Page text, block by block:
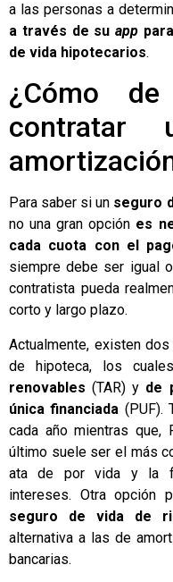
a las personas a
a través de suapp
de vida hipotecarios.
¿Cómo
contratar
Para saber si un seguro
no una gran opción es
cada cuota con el
siempre debe ser igual
contratista pueda
corto y largo plazo.
Actualmente, existen
de hipoteca, los
renovables (TAR) y de
única financiada (PUF).
cada año mientras que,
último suele ser el más
ata de por vida y la
intereses. Otra opción
seguro de vida de
alternativa a las de
bancarias.